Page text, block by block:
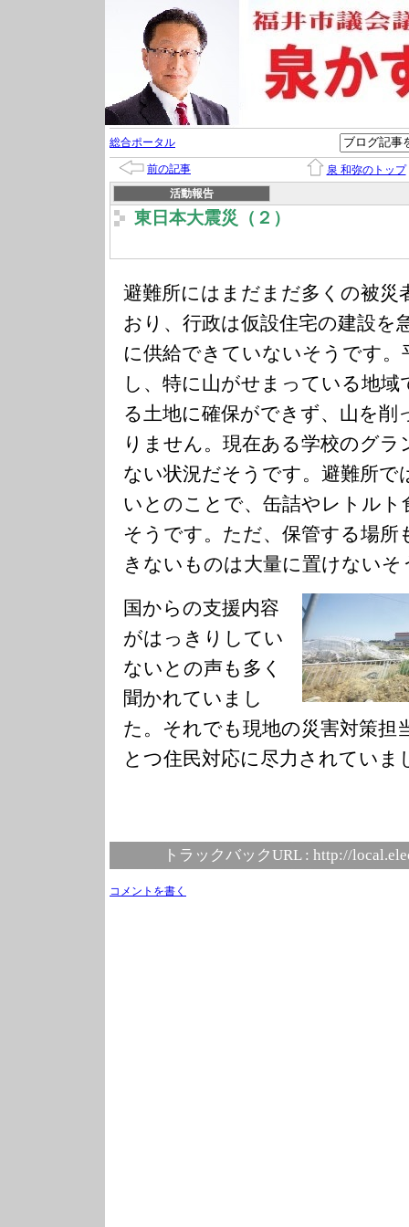
総合ポータル
前の記事
泉 和弥のトップ
活動報告
東日本大震災（２）
避難所にはまだまだ多くの被災
おり、行政は仮設住宅の建設を
に供給できていないそうです。
し、特に山がせまっている地域
る土地に確保ができず、山を削
りません。現在ある学校のグ
ない状況だそうです。避難所で
いとのことで、缶詰やレトルト
そうです。ただ、保管する場所
きないものは大量に置けないそ
国からの支援内容
がはっきりしてい
ないとの声も多く
聞かれていまし
た。それでも現地の災害対策担
とつ住民対応に尽力されていま
トラックバックURL : http://
コメントを書く